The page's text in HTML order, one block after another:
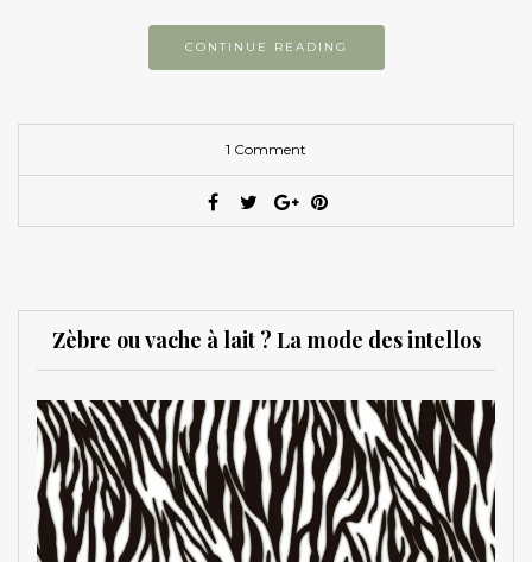
CONTINUE READING
1 Comment
Zèbre ou vache à lait ? La mode des intellos